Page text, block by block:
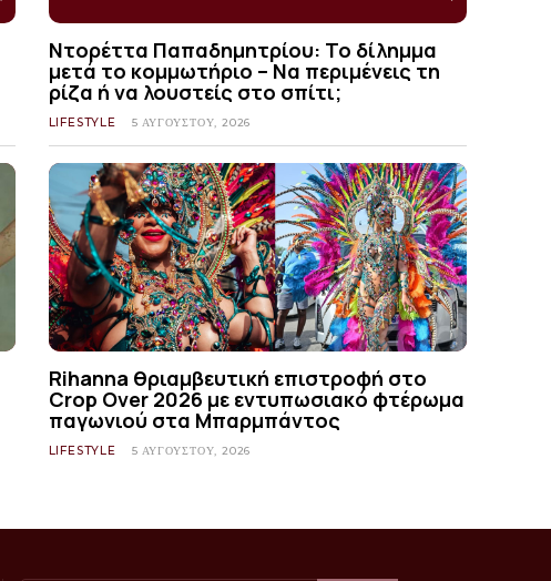
Ντορέττα Παπαδημητρίου: Το δίλημμα
μετά το κομμωτήριο – Να περιμένεις τη
ρίζα ή να λουστείς στο σπίτι;
LIFESTYLE 5 ΑΥΓΟΎΣΤΟΥ, 2026
Rihanna θριαμβευτική επιστροφή στο
Crop Over 2026 με εντυπωσιακό φτέρωμα
παγωνιού στα Μπαρμπάντος
LIFESTYLE 5 ΑΥΓΟΎΣΤΟΥ, 2026